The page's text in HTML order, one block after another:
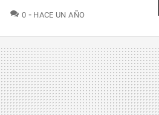
0 COMENTARIOS
HACE UN AÑO